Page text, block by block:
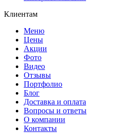
Клиентам
Меню
Цены
Акции
Фото
Видео
Отзывы
Портфолио
Блог
Доставка и оплата
Вопросы и ответы
О компании
Контакты